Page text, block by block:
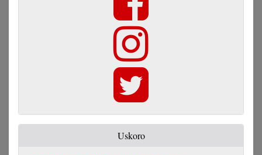
Uskoro